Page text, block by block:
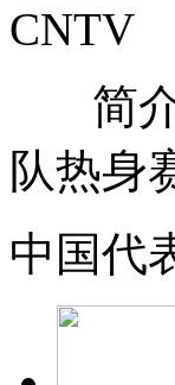
CNTV
简
队热身
中国代